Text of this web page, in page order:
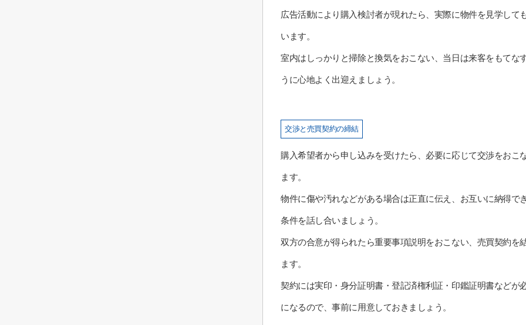
広告活動により購入検討者が現れたら、実際に物件を見学して
います。
室内はしっかりと掃除と換気をおこない、当日は来客をもてな
うに心地よく出迎えましょう。
交渉と売買契約の締結
購入希望者から申し込みを受けたら、必要に応じて交渉をおこ
ます。
物件に傷や汚れなどがある場合は正直に伝え、お互いに納得で
条件を話し合いましょう。
双方の合意が得られたら重要事項説明をおこない、売買契約を
ます。
契約には実印・身分証明書・登記済権利証・印鑑証明書などが
になるので、事前に用意しておきましょう。